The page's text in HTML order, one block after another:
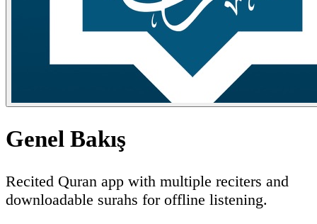
Genel Bakış
Recited Quran app with multiple reciters and
downloadable surahs for offline listening.